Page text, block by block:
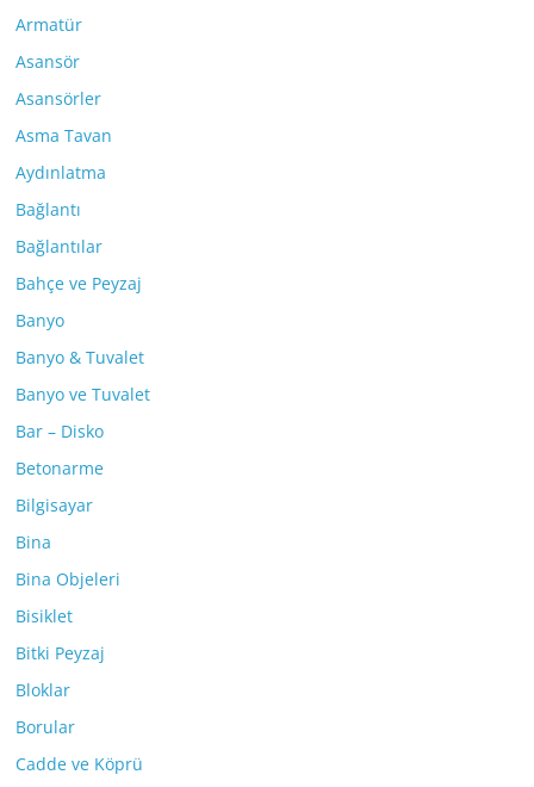
Armatür
Asansör
Asansörler
Asma Tavan
Aydınlatma
Bağlantı
Bağlantılar
Bahçe ve Peyzaj
Banyo
Banyo & Tuvalet
Banyo ve Tuvalet
Bar – Disko
Betonarme
Bilgisayar
Bina
Bina Objeleri
Bisiklet
Bitki Peyzaj
Bloklar
Borular
Cadde ve Köprü